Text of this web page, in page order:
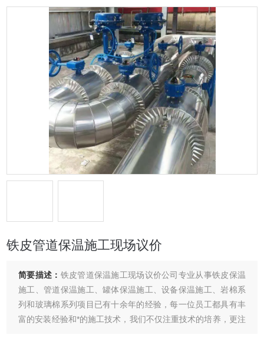
铁皮管道保温施工现场议价
简要描述： 铁皮管道保温施工现场议价公司专业从事铁皮保温
施工、管道保温施工、罐体保温施工、设备保温施工、岩棉系
列和玻璃棉系列项目已有十余年的经验，每一位员工都具有丰
富的安装经验和*的施工技术，我们不仅注重技术的培养，更注